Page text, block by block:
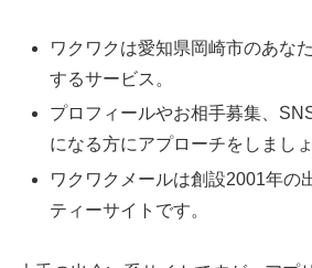
ワクワクは愛知県岡崎市のあな
するサービス。
プロフィールやお相手募集、
になる方にアプローチをしましょ
ワクワクメールは創設2001年の
ティーサイトです。